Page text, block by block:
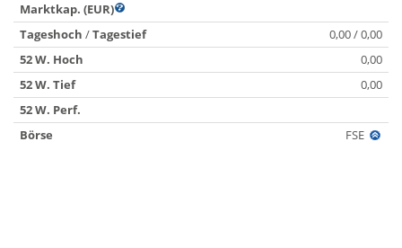
Marktkap. (EUR)
Tageshoch /Tagestief
0,00 / 0,00
52 W. Hoch
0,00
52 W. Tief
0,00
52 W. Perf.
Börse
FSE